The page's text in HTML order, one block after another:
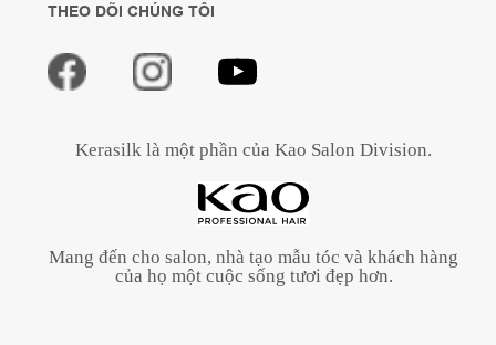
THEO DÕI CHÚNG TÔI
Kerasilk là một phần của Kao Salon Division.
Mang đến cho salon, nhà tạo mẫu tóc và khách hàng
của họ một cuộc sống tươi đẹp hơn.